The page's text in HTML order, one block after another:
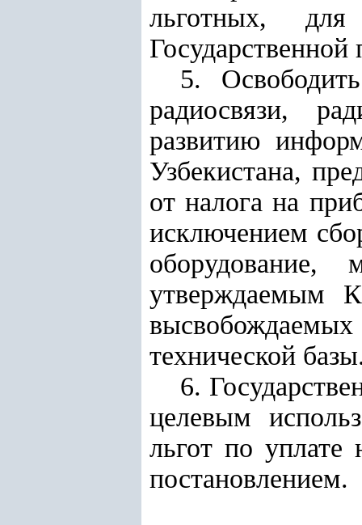
льготных, для
5.
радиосвязи,
развитию
Узбекистана,
от налога на
исключением
утверждаемым
технической
6.
целевым
льгот по уплате
постановлением.